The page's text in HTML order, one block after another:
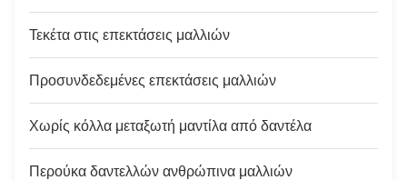
Τεκέτα στις επεκτάσεις μαλλιών
Προσυνδεδεμένες επεκτάσεις μαλλιών
Χωρίς κόλλα μεταξωτή μαντίλα από δαντέλα
Περούκα δαντελλών ανθρώπινα μαλλιών